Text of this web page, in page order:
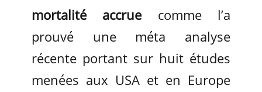
mortalité accrue comme l’a
prouvé une méta analyse
récente portant sur huit études
menées aux USA et en Europe